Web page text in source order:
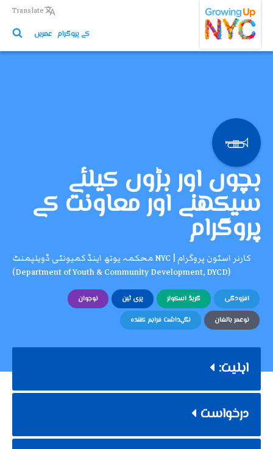
content
Translate
کے پروگرام عمریں
بچوں اور بڑوں کیلئے
سیکھنے اور معاونت کے
پروگرام
کارنر اسٹون پروگرام | NYC محکمہ یوتھ اینڈ کمیونٹی ڈویلپمنٹ
(Department of Youth & Community Development, DYCD)
افزودگی گریڈ اسکولر پری ٹین نوجوان
نوعمر بالغان نگہداشت فراہم کنندہ
اہلیت:
درخواست